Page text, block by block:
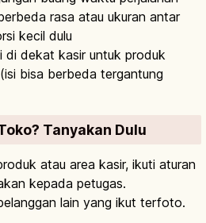
rasa atau ukuran antar
kecil dulu
di dekat kasir untuk produk
bisa berbeda tergantung
Tanyakan Dulu
atau area kasir, ikuti aturan
kepada petugas.
lain yang ikut terfoto.